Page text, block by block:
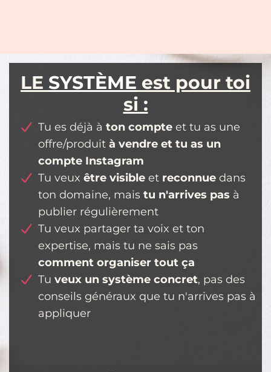
LE SYSTÈME est pour toi
si :
Tu es déjà à ton compte et tu as une
offre/produit à vendre et tu as un
compte Instagram
Tu veux être visible et reconnue dans
ton domaine, mais tu n'arrives pas à
publier régulièrement
Tu veux partager ta voix et ton
expertise, mais tu ne sais pas
comment organiser tout ça
Tu veux un système concret, pas des
conseils généraux que tu n'arrives pas à
appliquer